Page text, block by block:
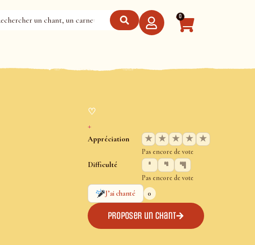
0
♡
+
Appréciation ★ ★ ★ ★ ★
Pas encore de vote
Difficulté
Pas encore de vote
J’ai chanté
0
Proposer un chant